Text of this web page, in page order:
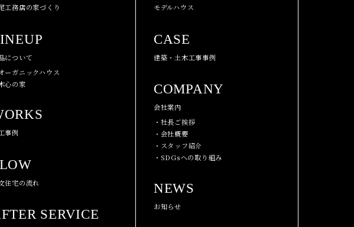
工務店の家づくり
について
ーガニックハウス
心の家
事例
住宅の流れ
SERVICE
モデルハウス
CASE
建築・土木工事事例
COMPANY
会社案内
・社長ご挨拶
・会社概要
・スタッフ紹介
・SDGsへの取り組み
NEWS
お知らせ